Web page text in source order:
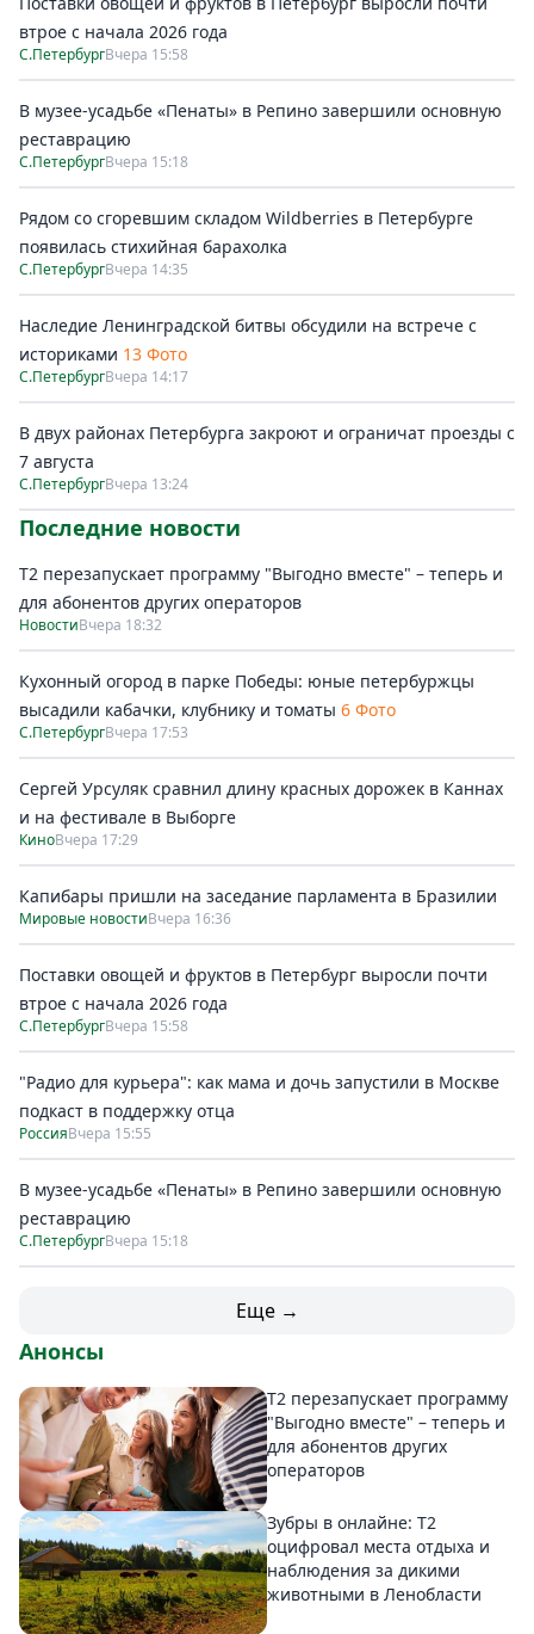
втрое с начала 2026 года
С.ПетербургВчера 15:58
В музее-усадьбе «Пенаты» в Репино завершили основную
реставрацию
С.ПетербургВчера 15:18
Рядом со сгоревшим складом Wildberries в Петербурге
появилась стихийная барахолка
С.ПетербургВчера 14:35
Наследие Ленинградской битвы обсудили на встрече с
историками 13 Фото
С.ПетербургВчера 14:17
В двух районах Петербурга закроют и ограничат проезды с
7 августа
С.ПетербургВчера 13:24
Последние новости
Т2 перезапускает программу "Выгодно вместе" – теперь и
для абонентов других операторов
НовостиВчера 18:32
Кухонный огород в парке Победы: юные петербуржцы
высадили кабачки, клубнику и томаты 6 Фото
С.ПетербургВчера 17:53
Сергей Урсуляк сравнил длину красных дорожек в Каннах
и на фестивале в Выборге
КиноВчера 17:29
Капибары пришли на заседание парламента в Бразилии
Мировые новостиВчера 16:36
Поставки овощей и фруктов в Петербург выросли почти
втрое с начала 2026 года
С.ПетербургВчера 15:58
"Радио для курьера": как мама и дочь запустили в Москве
подкаст в поддержку отца
РоссияВчера 15:55
В музее-усадьбе «Пенаты» в Репино завершили основную
реставрацию
С.ПетербургВчера 15:18
Еще →
Анонсы
Т2 перезапускает программу
"Выгодно вместе" – теперь и
для абонентов других
операторов
Зубры в онлайне: Т2
оцифровал места отдыха и
наблюдения за дикими
животными в Ленобласти